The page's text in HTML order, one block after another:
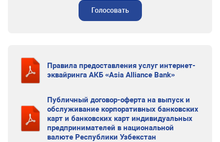
Голосовать
Правила предоставления услуг интернет-
эквайринга АКБ «Asia Alliance Bank»
Публичный договор-оферта на выпуск и
обслуживание корпоративных банковских
карт и банковских карт индивидуальных
предпринимателей в национальной
валюте Республики Узбекстан